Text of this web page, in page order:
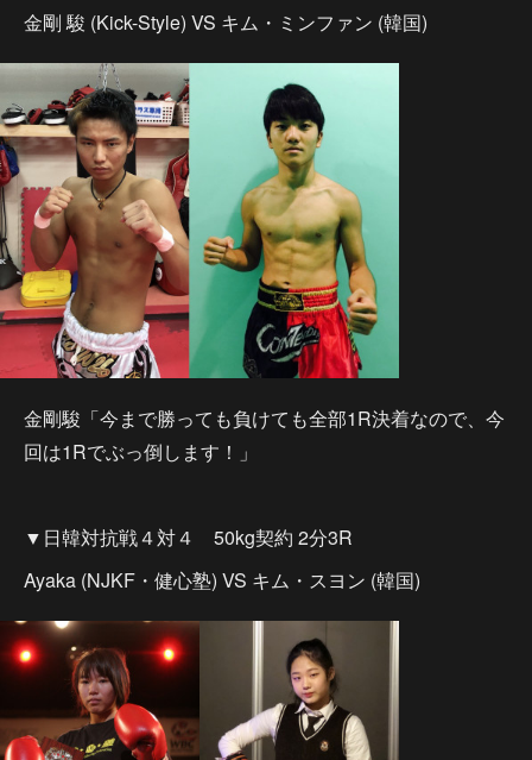
金剛 駿 (Kick-Style) VS キム・ミンファン (韓国)
金剛駿「今まで勝っても負けても全部1R決着なので、今
回は1Rでぶっ倒します！」
▼日韓対抗戦４対４ 50kg契約 2分3R
Ayaka (NJKF・健心塾) VS キム・スヨン (韓国)